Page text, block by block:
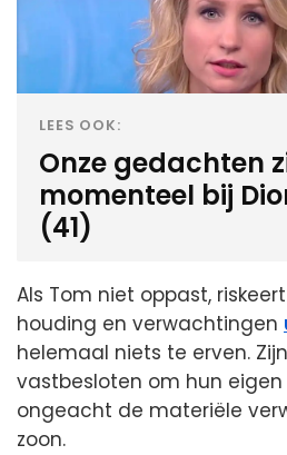
LEES OOK:
Onze gedachten
momenteel bij
(41)
Als Tom niet oppast,
houding en verwachtingen
helemaal niets te erven.
vastbesloten om hun
ongeacht de materiële
zoon.